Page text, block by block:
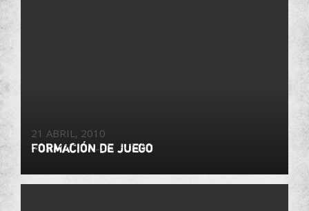
21 ABRIL, 2010
Formación de juego